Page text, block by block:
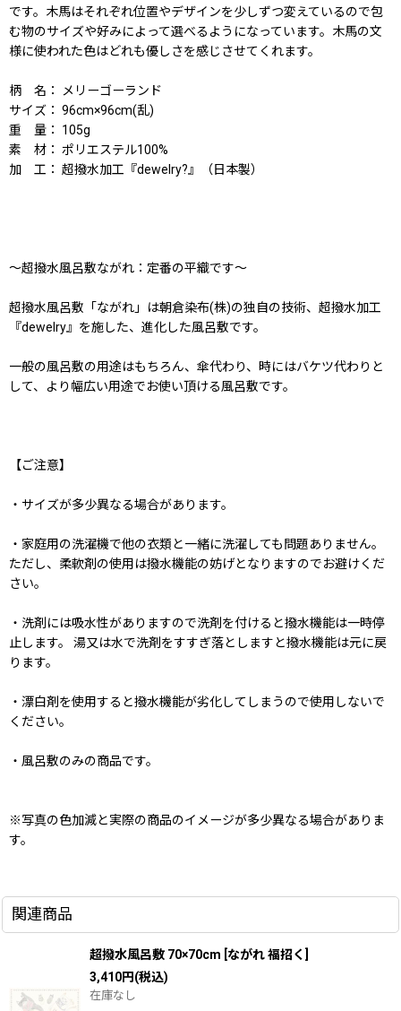
です。木馬はそれぞれ位置やデザインを少しずつ変えているので包
む物のサイズや好みによって選べるようになっています。木馬の文
様に使われた色はどれも優しさを感じさせてくれます。
柄 名： メリーゴーランド
サイズ： 96cm×96cm(乱)
重 量： 105g
素 材： ポリエステル100%
加 工： 超撥水加工『dewelry?』（日本製）
〜超撥水風呂敷ながれ：定番の平織です〜
超撥水風呂敷「ながれ」は朝倉染布(株)の独自の技術、超撥水加工
『dewelry』を施した、進化した風呂敷です。
一般の風呂敷の用途はもちろん、傘代わり、時にはバケツ代わりと
して、より幅広い用途でお使い頂ける風呂敷です。
【ご注意】
・サイズが多少異なる場合があります。
・家庭用の洗濯機で他の衣類と一緒に洗濯しても問題ありません。
ただし、柔軟剤の使用は撥水機能の妨げとなりますのでお避けくだ
さい。
・洗剤には吸水性がありますので洗剤を付けると撥水機能は一時停
止します。 湯又は水で洗剤をすすぎ落としますと撥水機能は元に戻
ります。
・漂白剤を使用すると撥水機能が劣化してしまうので使用しないで
ください。
・風呂敷のみの商品です。
※写真の色加減と実際の商品のイメージが多少異なる場合がありま
す。
関連商品
超撥水風呂敷 70×70cm ながれ 福招く
3,410円(税込)
在庫なし